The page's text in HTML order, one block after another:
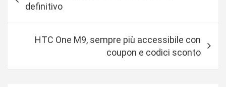
a
definitivo
HTC One M9, sempre più accessibile con
coupon e codici sconto